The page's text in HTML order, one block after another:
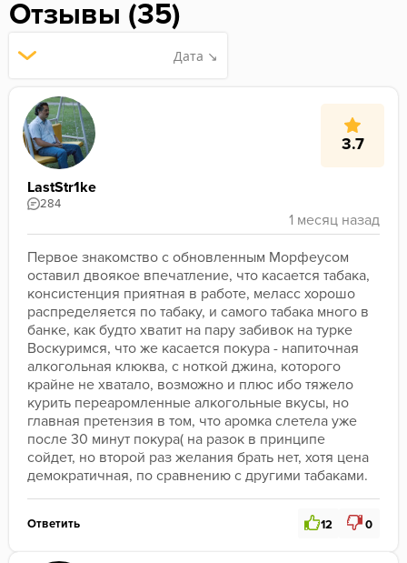
Отзывы (35)
Дата ↘
3.7
LastStr1ke
284
Первое знакомство с обновленным Морфеусом
оставил двоякое впечатление, что касается табака,
консистенция приятная в работе, меласс хорошо
распределяется по табаку, и самого табака много в
банке, как будто хватит на пару забивок на турке
Воскуримся, что же касается покура - напиточная
алкогольная клюква, с ноткой джина, которого
крайне не хватало, возможно и плюс ибо тяжело
курить переаромленные алкогольные вкусы, но
главная претензия в том, что аромка слетела уже
после 30 минут покура( на разок в принципе
сойдет, но второй раз желания брать нет, хотя цена
демократичная, по сравнению с другими табаками.
Ответить 12 0